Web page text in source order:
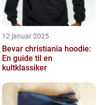
12 januar 2025
Bevar christiania hoodie:
En guide til en
kultklassiker